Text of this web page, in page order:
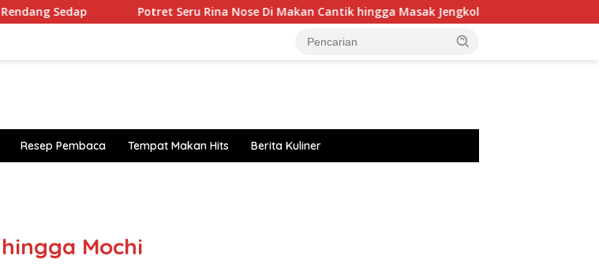
Potret Seru Rina Nose Di Makan Cantik hingga Masak Jengkol Di Dapur!
Resep Pembaca Tempat Makan Hits Berita Kuliner
Mochi